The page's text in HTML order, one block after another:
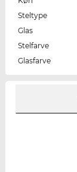
Steltype
Glas
Stelfarve
Glasfarve